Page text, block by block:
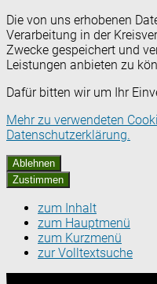
Die von uns erhobenen
Verarbeitung in der
Zwecke gespeichert und
Leistungen anbieten zu
Dafür bitten wir um Ihr
Mehr zu verwendeten
Datenschutzerklärung.
Ablehnen
Zustimmen
zum Inhalt
zum Hauptmenü
zum Kurzmenü
zur Volltextsuche